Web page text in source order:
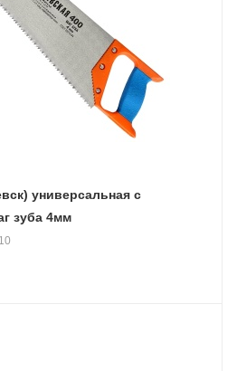
универсальная с
зуба 4мм